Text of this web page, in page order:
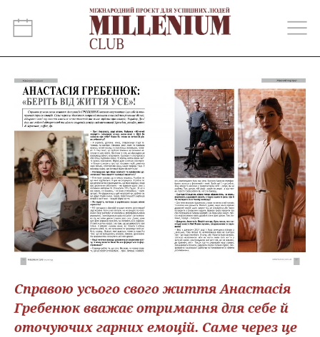
Справою усього свого життя Анастасія
Гребенюк вважає отримання для себе й
оточуючих гарних емоцій. Саме через це